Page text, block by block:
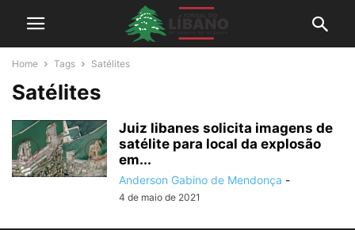
Home Tags Satélites
Satélites
Juiz libanes solicita imagens de
satélite para local da explosão
em...
Anderson Gabino de Mendonça -
4 de maio de 2021